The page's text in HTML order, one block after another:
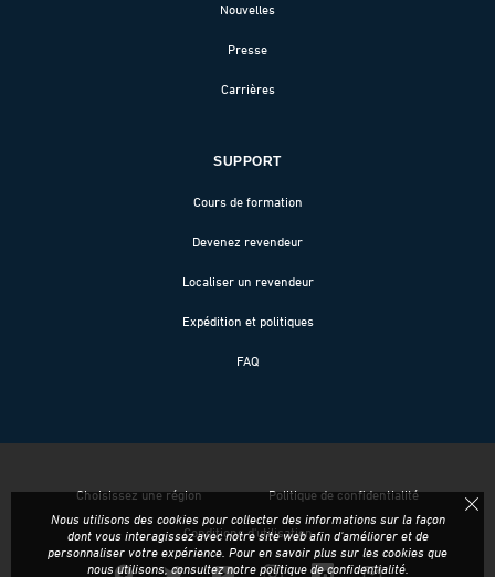
Nouvelles
Presse
Carrières
SUPPORT
Cours de formation
Devenez revendeur
Localiser un revendeur
Expédition et politiques
FAQ
Choisissez une région Politique de confidentialité
Conditions d'utilisation
Nous utilisons des cookies pour collecter des informations sur la façon
dont vous interagissez avec notre site web afin d'améliorer et de
personnaliser votre expérience. Pour en savoir plus sur les cookies que
nous utilisons, consultez notre politique de confidentialité.